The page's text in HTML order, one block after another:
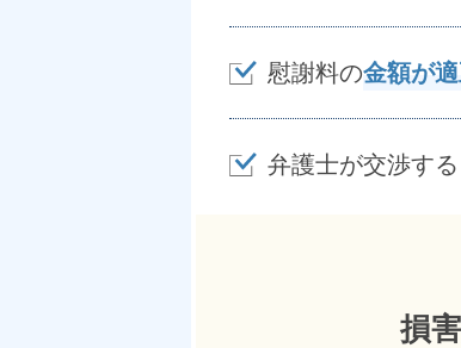
慰謝料の金額が
弁護士が交渉す
損